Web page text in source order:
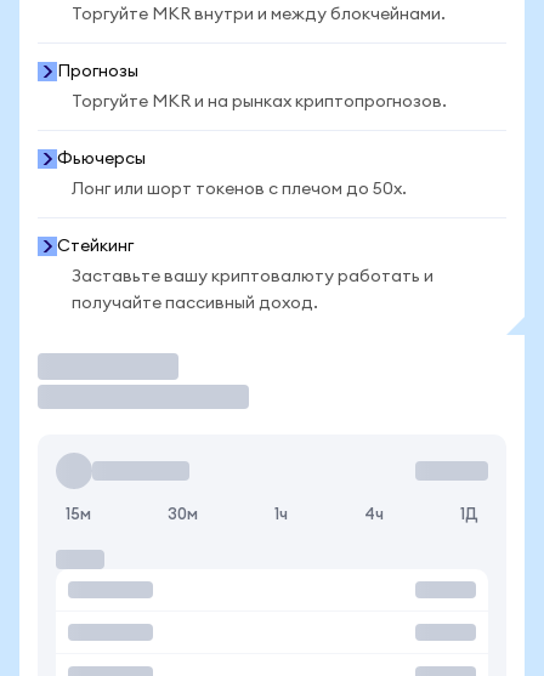
Торгуйте MKR внутри и между блокчейнами.
Прогнозы
Торгуйте MKR и на рынках криптопрогнозов.
Фьючерсы
Лонг или шорт токенов с плечом до 50x.
Стейкинг
Заставьте вашу криптовалюту работать и
получайте пассивный доход.
15м 30м 1ч 4ч 1Д